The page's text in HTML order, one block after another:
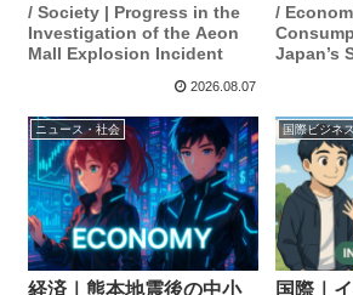
/ Society | Progress in the
Investigation of the Aeon
Mall Explosion Incident
2026.08.07
/
Japan’s
ニュース・社会
経済｜熊本地震後の中小
国際ビジネス
国際｜